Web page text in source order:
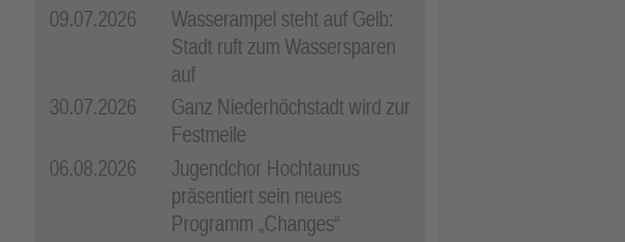
09.07.2026
Wasserampel steht auf Gelb:
Stadt ruft zum Wassersparen
auf
30.07.2026
Ganz Niederhöchstadt wird zur
Festmeile
06.08.2026
Jugendchor Hochtaunus
präsentiert sein neues
Programm „Changes“